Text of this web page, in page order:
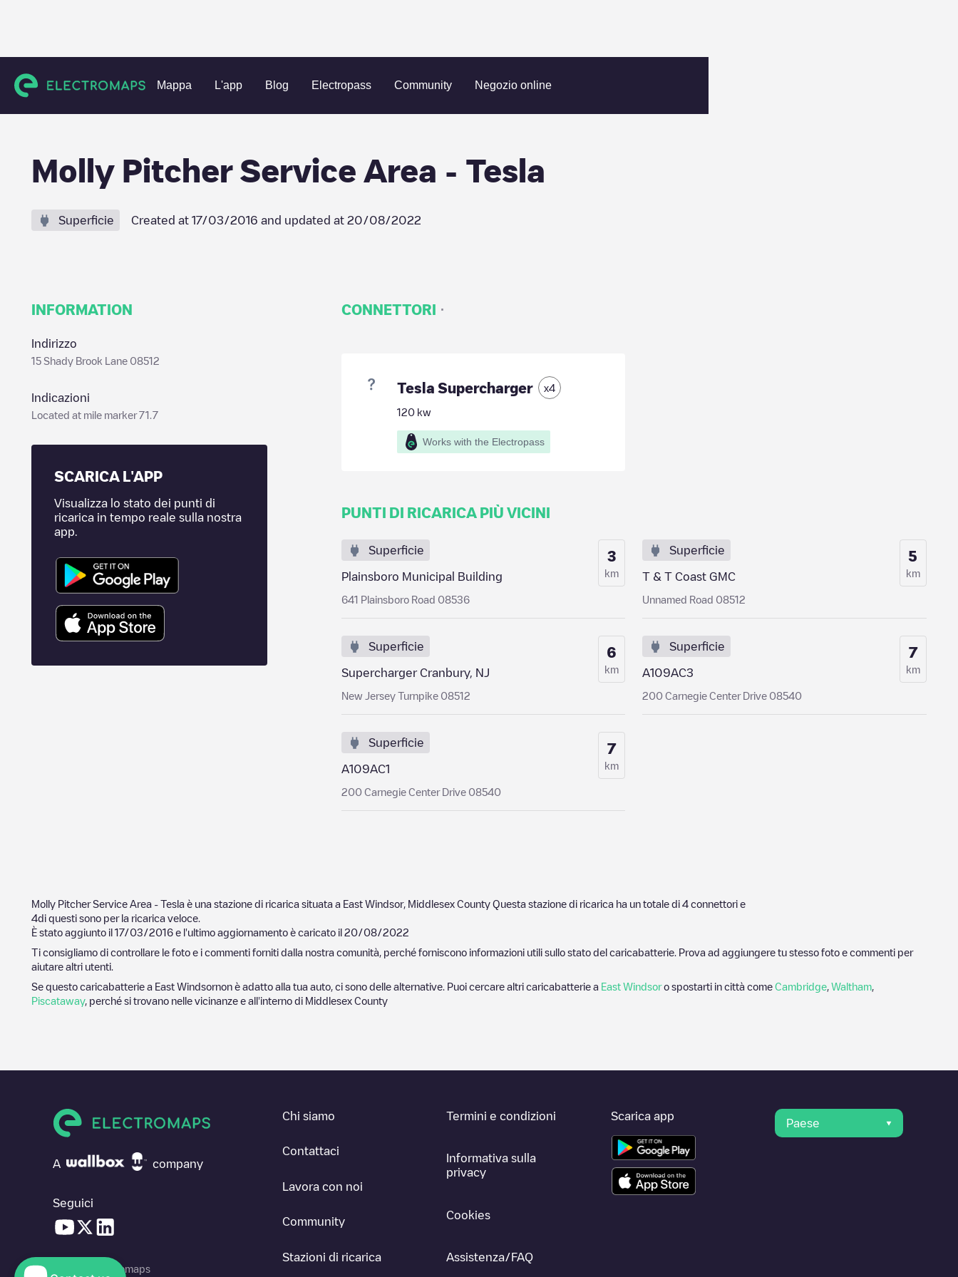
Mappa L'app Blog Electropass Community Negozio online
Charging stations Stati Uniti Middlesex County East Windsor Molly Pitcher Service Area - Tesla
Molly Pitcher Service Area - Tesla
Superficie Created at 17/03/2016 and updated at 20/08/2022
INFORMATION
Indirizzo
15 Shady Brook Lane 08512
Indicazioni
Located at mile marker 71.7
SCARICA L'APP
Visualizza lo stato dei punti di
ricarica in tempo reale sulla nostra
app.
CONNETTORI ·
Tesla Supercharger x4
120kw
Works with the Electropass
PUNTI DI RICARICA PIÙ VICINI
Superficie
Plainsboro Municipal Building
641 Plainsboro Road 08536
3
km
Superficie
T & T Coast GMC
Unnamed Road 08512
5
km
Superficie
Supercharger Cranbury, NJ
New Jersey Turnpike 08512
6
km
Superficie
A109AC3
200 Carnegie Center Drive 08540
7
km
Superficie
A109AC1
200 Carnegie Center Drive 08540
7
km
Molly Pitcher Service Area - Tesla è una stazione di ricarica situata a East Windsor, Middlesex County Questa stazione di ricarica ha un totale di 4 connettori e
4di questi sono per la ricarica veloce.
È stato aggiunto il 17/03/2016 e l'ultimo aggiornamento è caricato il 20/08/2022
Ti consigliamo di controllare le foto e i commenti forniti dalla nostra comunità, perché forniscono informazioni utili sullo stato del caricabatterie. Prova ad aggiungere tu stesso foto e commenti per
aiutare altri utenti.
Se questo caricabatterie a East Windsornon è adatto alla tua auto, ci sono delle alternative. Puoi cercare altri caricabatterie a East Windsoro spostarti in città come Cambridge Waltham
Piscataway, perché si trovano nelle vicinanze e all'interno di Middlesex County
A company
Seguici
© 2026 Electromaps
Chi siamo
Contattaci
Lavora con noi
Community
Stazioni di ricarica
Termini e condizioni
Informativa sulla
privacy
Cookies
Assistenza/FAQ
Scarica app
Paese